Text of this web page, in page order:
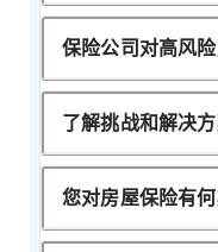
保险公司对高风
有限承保范
了解挑战和解决
您对房屋保险有何